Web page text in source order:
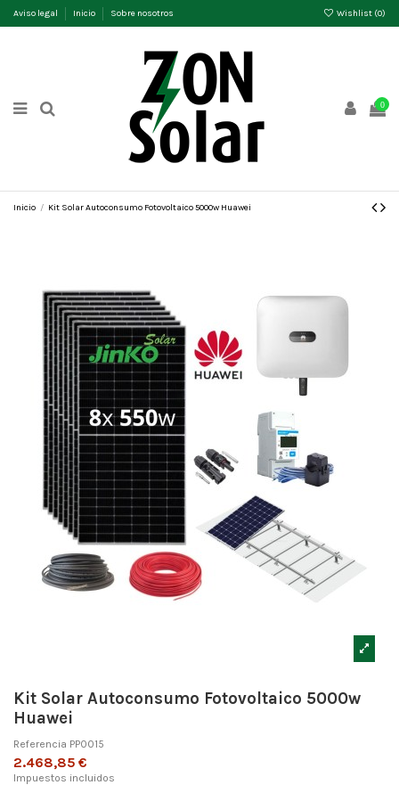
Aviso legal Inicio Sobre nosotros Wishlist (0)
0
Inicio Kit Solar Autoconsumo Fotovoltaico 5000w Huawei
Kit Solar Autoconsumo Fotovoltaico 5000w
Huawei
Referencia PP0015
2.468,85 €
Impuestos incluidos